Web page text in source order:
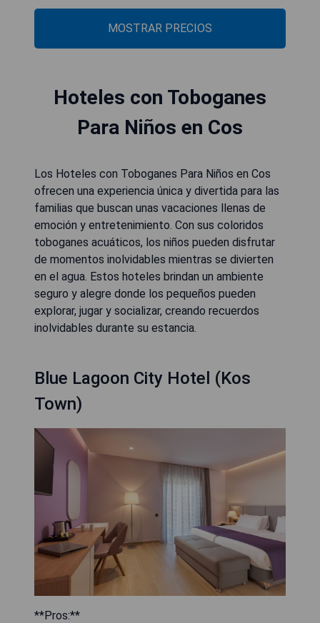
MOSTRAR PRECIOS
Hoteles con Toboganes
Para Niños en Cos
Los Hoteles con Toboganes Para Niños en Cos
ofrecen una experiencia única y divertida para las
familias que buscan unas vacaciones llenas de
emoción y entretenimiento. Con sus coloridos
toboganes acuáticos, los niños pueden disfrutar
de momentos inolvidables mientras se divierten
en el agua. Estos hoteles brindan un ambiente
seguro y alegre donde los pequeños pueden
explorar, jugar y socializar, creando recuerdos
inolvidables durante su estancia.
Blue Lagoon City Hotel (Kos
Town)
**Pros:**